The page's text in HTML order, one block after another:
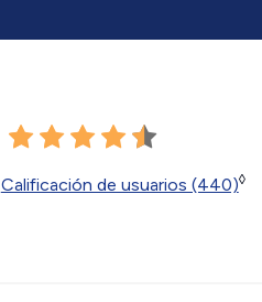
Calificación de usuarios (440)◊